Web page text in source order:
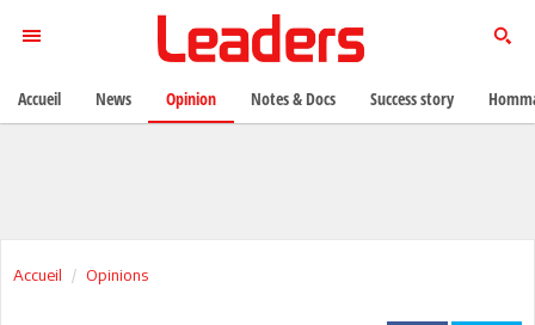
Accueil Opinions
Accueil News Opinion Notes & Docs Success story